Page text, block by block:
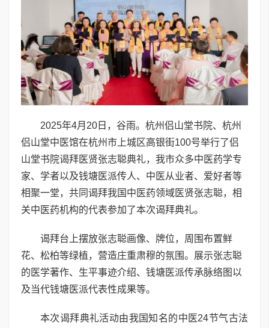
2025年4月20日，谷雨。杭州侣山堂书院、杭州
侣山堂中医馆在杭州市上城区高银街100号举行了侣
山堂书院谒拜医贤张志聪典礼，我市众多中医药学专
家、学者以及钱塘医派传人、中医从业者、爱好者等
相聚一堂，共同谒拜我国中医药领域医贤张志聪，相
关中医药机构的代表参加了本次谒拜典礼。
谒拜台上摆放张志聪画像、牌位，周围布置鲜
花、松柏等绿植，营造庄重肃穆的氛围。展示张志聪
的医学著作、生平事迹介绍、钱塘医派传承脉络图以
及当代钱塘医派代表性成果等。
本次谒拜典礼活动由我国知名的中医24节气古法